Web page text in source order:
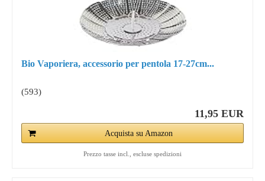
Bio Vaporiera, accessorio per pentola 17-27cm...
(593)
11,95 EUR
Acquista su Amazon
Prezzo tasse incl., escluse spedizioni